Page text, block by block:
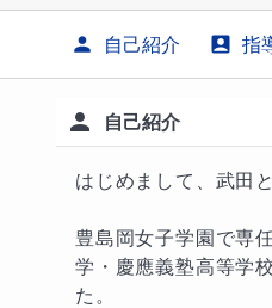
自己紹介 指
自己紹介
はじめまして、武田
豊島岡女子学園で専
学・慶應義塾高等学
た。